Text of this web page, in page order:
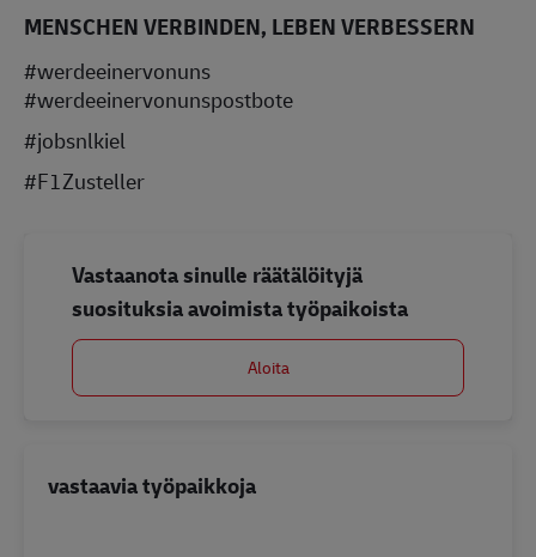
MENSCHEN VERBINDEN, LEBEN VERBESSERN
#werdeeinervonuns
#werdeeinervonunspostbote
#jobsnlkiel
#F1Zusteller
Vastaanota sinulle räätälöityjä
suosituksia avoimista työpaikoista
Aloita
vastaavia työpaikkoja